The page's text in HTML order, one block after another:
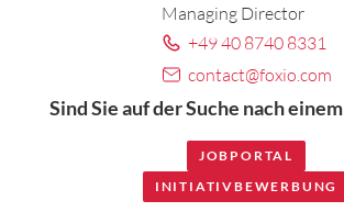
Managing Director
+49 40 8740 8331
contact@foxio.com
Sind Sie auf der Suche nach einem
JOBPORTAL
INITIATIVBEWERBUNG